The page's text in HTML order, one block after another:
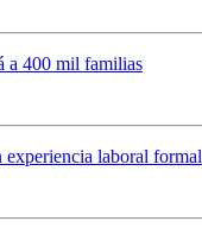
a 400 mil familias
experiencia laboral formal